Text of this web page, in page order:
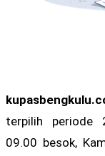
terpilih periode
09.00 besok,